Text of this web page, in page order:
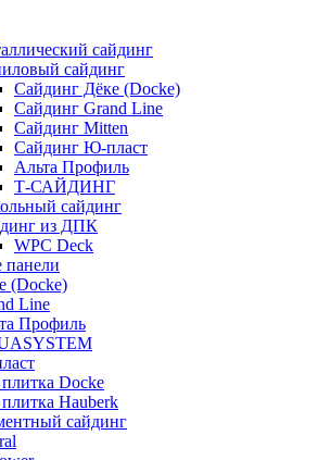
сайдинг
сайдинг
Сайдинг Дёке (Docke)
Сайдинг Grand Line
Сайдинг Mitten
Сайдинг Ю-пласт
Альта Профиль
Т-САЙДИНГ
сайдинг
из ДПК
WPC Deck
панели
(Docke)
Line
Профиль
Docke
Hauberk
сайдинг